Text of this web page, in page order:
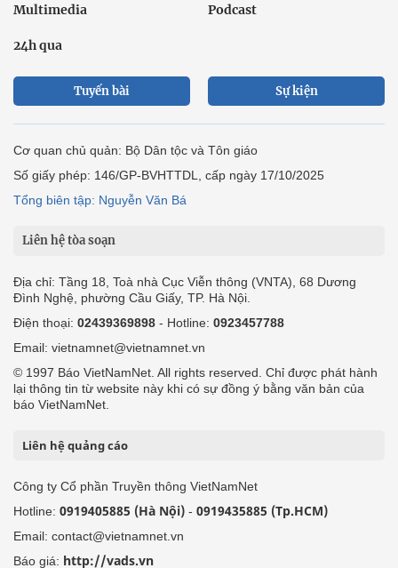
Multimedia Podcast
24h qua
Tuyến bài Sự kiện
Cơ quan chủ quản: Bộ Dân tộc và Tôn giáo
Số giấy phép: 146/GP-BVHTTDL, cấp ngày 17/10/2025
Tổng biên tập: Nguyễn Văn Bá
Liên hệ tòa soạn
Địa chỉ: Tầng 18, Toà nhà Cục Viễn thông (VNTA), 68 Dương
Đình Nghệ, phường Cầu Giấy, TP. Hà Nội.
Điện thoại: 02439369898 - Hotline: 0923457788
Email: vietnamnet@vietnamnet.vn
© 1997 Báo VietNamNet. All rights reserved. Chỉ được phát hành
lại thông tin từ website này khi có sự đồng ý bằng văn bản của
báo VietNamNet.
Liên hệ quảng cáo
Công ty Cổ phần Truyền thông VietNamNet
Hotline: 0919405885 (Hà Nội) - 0919435885 (Tp.HCM)
Email: contact@vietnamnet.vn
Báo giá: http://vads.vn